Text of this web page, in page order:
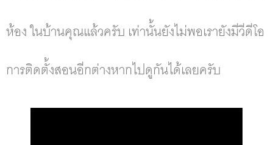
ห้อง ในบ้านคุณแล้วครับ เท่านั้นยังไม่พอเรายังมีวีดีโอ
การติดตั้งสอนอีกต่างหากไปดูกันได้เลยครับ